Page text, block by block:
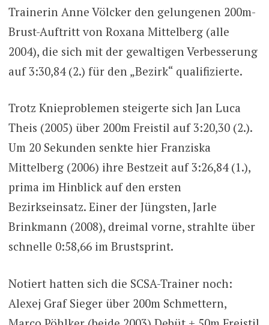
Trainerin Anne Völcker den gelungenen 200m-
Brust-Auftritt von Roxana Mittelberg (alle
2004), die sich mit der gewaltigen Verbesserung
auf 3:30,84 (2.) für den „Bezirk“ qualifizierte.
Trotz Knieproblemen steigerte sich Jan Luca
Theis (2005) über 200m Freistil auf 3:20,30 (2.).
Um 20 Sekunden senkte hier Franziska
Mittelberg (2006) ihre Bestzeit auf 3:26,84 (1.),
prima im Hinblick auf den ersten
Bezirkseinsatz. Einer der Jüngsten, Jarle
Brinkmann (2008), dreimal vorne, strahlte über
schnelle 0:58,66 im Brustsprint.
Notiert hatten sich die SCSA-Trainer noch:
Alexej Graf Sieger über 200m Schmettern,